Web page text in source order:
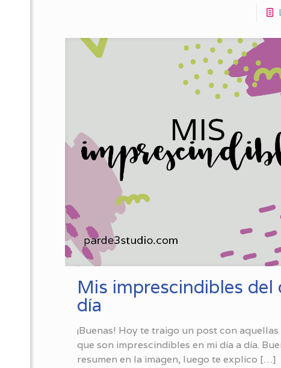
Mis imprescindibles del
día
¡Buenas! Hoy te traigo un post con aquellas
que son imprescindibles en mi día a día.
resumen en la imagen, luego te explico […]